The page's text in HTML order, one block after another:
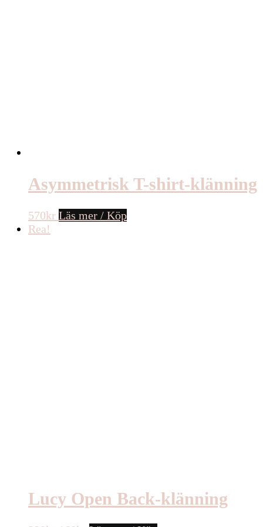
Asymmetrisk T-shirt-klänning
570kr Läs mer / Köp
Rea!
Lucy Open Back-klänning